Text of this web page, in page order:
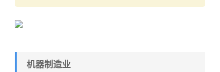
机器制造业